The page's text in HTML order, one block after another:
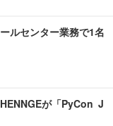
ルセンター業務で1名
が「PyCon J